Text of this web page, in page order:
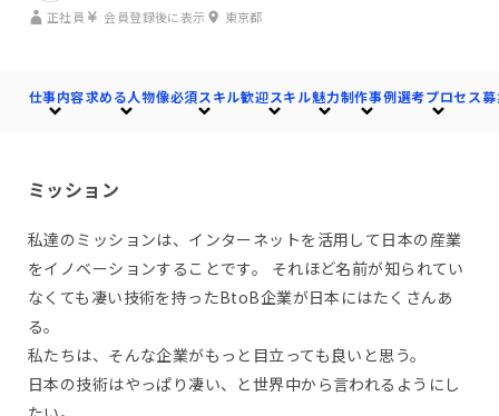
正社員 会員登録後に表示 東京都
仕事内容求める人物像必須スキル歓迎スキル魅力制作事例選考プロセス
ミッション
私達のミッションは、インターネットを活用して日本の産業
をイノベーションすることです。 それほど名前が知られてい
なくても凄い技術を持ったBtoB企業が日本にはたくさんあ
る。
私たちは、そんな企業がもっと目立っても良いと思う。
日本の技術はやっぱり凄い、と世界中から言われるようにし